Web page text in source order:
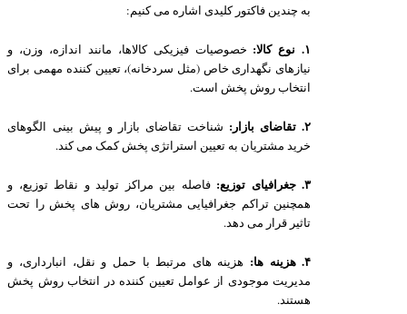
به چندین فاکتور کلیدی اشاره می کنیم:
۱. نوع کالا:
خصوصیات فیزیکی کالاها، مانند اندازه، وزن، و
نیازهای نگهداری خاص (مثل سردخانه)، تعیین کننده مهمی برای
انتخاب روش پخش است.
۲. تقاضای بازار:
شناخت تقاضای بازار و پیش بینی الگوهای
خرید مشتریان به تعیین استراتژی پخش کمک می کند.
۳. جغرافیای توزیع:
فاصله بین مراکز تولید و نقاط توزیع، و
همچنین تراکم جغرافیایی مشتریان، روش های پخش را تحت
تاثیر قرار می دهد.
۴. هزینه ها:
هزینه های مرتبط با حمل و نقل، انبارداری، و
مدیریت موجودی از عوامل تعیین کننده در انتخاب روش پخش
هستند.